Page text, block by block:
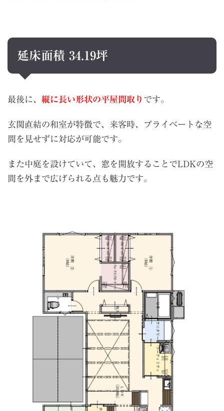
延床面積 34.19坪
最後に、 縦に長い形状の平屋間取り です。
玄関直結の和室が特徴で、来客時、プライベートな空
間を見せずに対応が可能です。
また中庭を設けていて、窓を開放することでLDKの空
間を外まで広げられる点も魅力です。